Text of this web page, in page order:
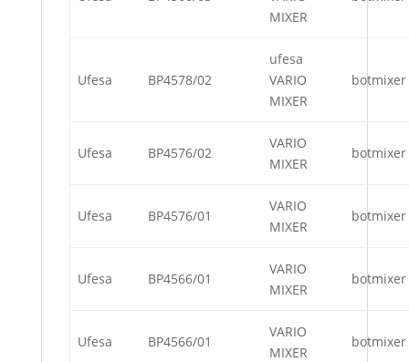
MIXER
Ufesa BP4578/02
ufesa
VARIO
MIXER
botmixer
Ufesa BP4576/02
VARIO
MIXER
botmixer
Ufesa BP4576/01
VARIO
MIXER
botmixer
Ufesa BP4566/01
VARIO
MIXER
botmixer
Ufesa BP4566/01
VARIO
MIXER
botmixer